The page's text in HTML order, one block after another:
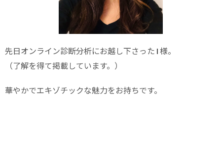
先日オンライン診断分析にお越し下さった I 様。
（了解を得て掲載しています。）
華やかでエキゾチックな魅力をお持ちです。